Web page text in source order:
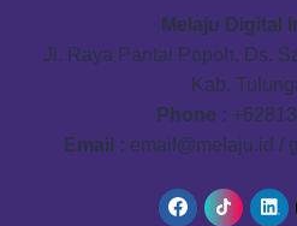
Melaju Digital
Jl. Raya Pantai Popoh, Ds.
Kab.
Phone :
Email : email@melaju.id /